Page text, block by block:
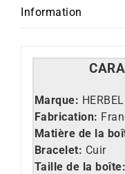
Information
Marque:
Fabrication:
Matière de la
Bracelet: Cuir
Taille de la boîte: